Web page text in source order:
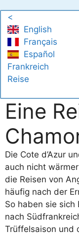
Inhalt
springen
<
English
Français
Español
Frankreich
Reise
Eine
Die Cote d’Azur
auch nicht
die Reisen von
häufig nach der
So haben sie sich
nach
Trüffelsaison und